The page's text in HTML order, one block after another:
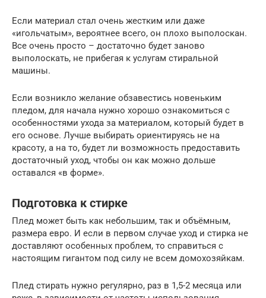
Если материал стал очень жестким или даже
«игольчатым», вероятнее всего, он плохо выполоскан.
Все очень просто – достаточно будет заново
выполоскать, не прибегая к услугам стиральной
машины.
Если возникло желание обзавестись новеньким
пледом, для начала нужно хорошо ознакомиться с
особенностями ухода за материалом, который будет в
его основе. Лучше выбирать ориентируясь не на
красоту, а на то, будет ли возможность предоставить
достаточный уход, чтобы он как можно дольше
оставался «в форме».
Подготовка к стирке
Плед может быть как небольшим, так и объёмным,
размера евро. И если в первом случае уход и стирка не
доставляют особенных проблем, то справиться с
настоящим гигантом под силу не всем домохозяйкам.
Плед стирать нужно регулярно, раз в 1,5-2 месяца или